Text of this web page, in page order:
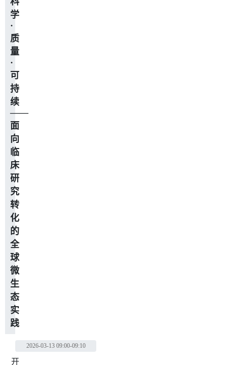
学
·
质
量
·
可
持
续
——
面
向
临
床
研
究
转
化
的
全
球
微
生
态
实
践
2026-03-13 09:00-09:10
开